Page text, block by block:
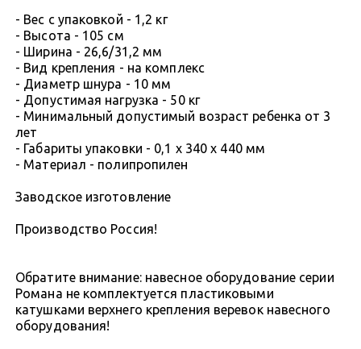
- Вес с упаковкой - 1,2 кг
- Высота - 105 см
- Ширина - 26,6/31,2 мм
- Вид крепления - на комплекс
- Диаметр шнура - 10 мм
- Допустимая нагрузка - 50 кг
- Минимальный допустимый возраст ребенка от 3
лет
- Габариты упаковки - 0,1 х 340 х 440 мм
- Материал - полипропилен
Заводское изготовление
Производство Россия!
Обратите внимание: навесное оборудование серии
Романа не комплектуется пластиковыми
катушками верхнего крепления веревок навесного
оборудования!